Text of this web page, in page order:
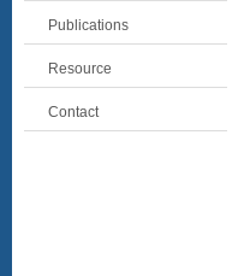
Publications
Resource
Contact